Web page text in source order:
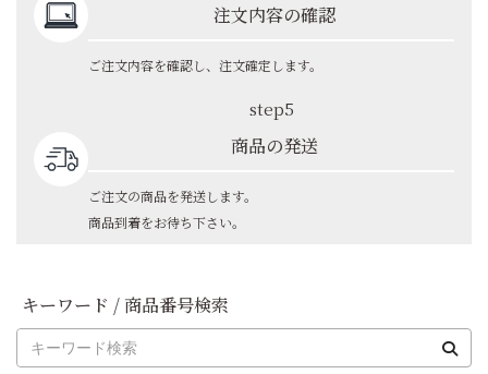
注文内容の確認
ご注文内容を確認し、注文確定します。
step5
商品の発送
ご注文の商品を発送します。
商品到着をお待ち下さい。
キーワード / 商品番号検索